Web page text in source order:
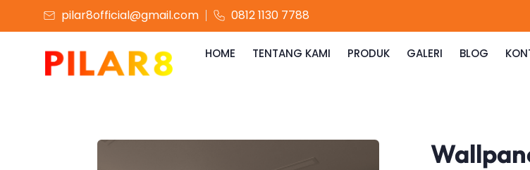
pilar8official@gmail.com 0812 1130 7788
HOME TENTANG KAMI PRODUK GALERI BLOG